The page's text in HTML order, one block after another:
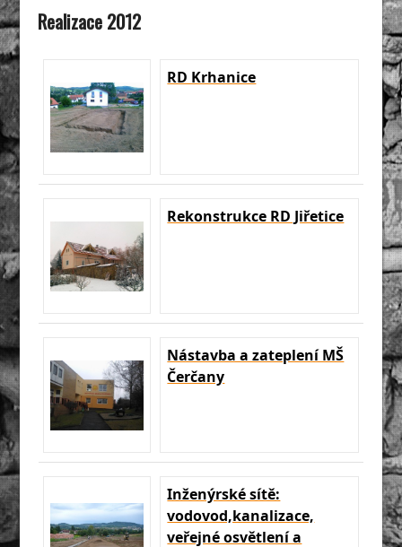
Realizace 2012
RD Krhanice
Rekonstrukce RD Jiřetice
Nástavba a zateplení MŠ
Čerčany
Inženýrské sítě:
vodovod,kanalizace,
veřejné osvětlení a